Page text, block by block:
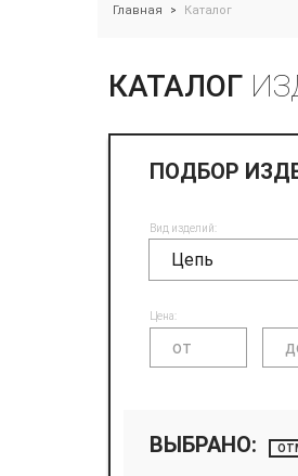
Главная > Каталог
КАТАЛОГ
ПОДБОР
Вид изделий:
Цепь
Цена:
ВЫБРАНО: